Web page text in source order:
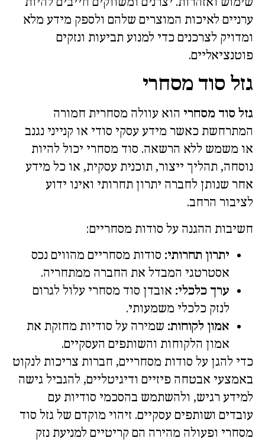
ערניים לאיכות המוצרים שלהם ולספק מידע מלא
ומדויק לצרכנים כדי למנוע תביעות ונזקים
פוטנציאליים.
גזל סוד מסחרי
גזל סוד מסחרי הוא עוולה מסחרית חמורה
המתרחשת כאשר מידע עסקי סודי או קנייני נגנב
או משמש ללא הרשאה. סוד מסחרי יכול להיות
נוסחה, תהליך ייצור, תוכנית עסקית, או כל מידע
אחר שנותן לחברה יתרון תחרותי ואינו ידוע
לציבור הרחב.
חשיבות ההגנה על סודות מסחריים:
יתרון תחרותי: סודות מסחריים מהווים נכס
אסטרטגי המבדל את החברה ממתחריה.
ערך כלכלי: אובדן סוד מסחרי עלול לגרום
לנזק כלכלי משמעותי.
אמון לקוחות: שמירה על סודיות מחזקת את
אמון הלקוחות והשותפים העסקיים.
כדי להגן על סודות מסחריים, חברות צריכות לנקוט
באמצעי אבטחה פיזיים ודיגיטליים, להגביל גישה
למידע רגיש, ולהשתמש בהסכמי סודיות עם
עובדים ושותפים עסקיים. זיהוי מוקדם של גזל סוד
מסחרי ופעולה מהירה הם קריטיים למניעת נזק